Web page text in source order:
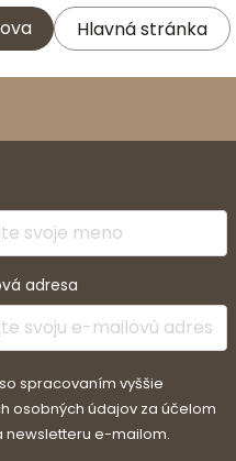
Hlavná stránka
adresa
spracovaním vyššie
osobných údajov za účelom
newsletteru e-mailom.